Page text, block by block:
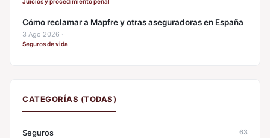
Cómo reclamar a Mapfre y otras aseguradoras en España
3 Ago 2026 ·
Seguros de vida
CATEGORÍAS (TODAS)
Seguros 63